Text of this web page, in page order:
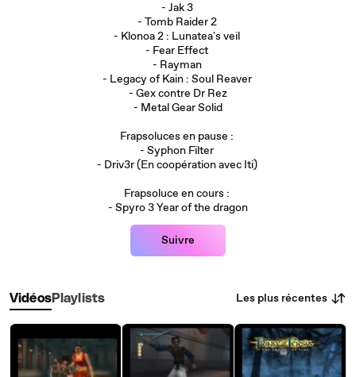
- Jak 3
- Tomb Raider 2
- Klonoa 2 : Lunatea's veil
- Fear Effect
- Rayman
- Legacy of Kain : Soul Reaver
- Gex contre Dr Rez
- Metal Gear Solid
Frapsoluces en pause :
- Syphon Filter
- Driv3r (En coopération avec Iti)
Frapsoluce en cours :
- Spyro 3 Year of the dragon
Suivre
VidéosPlaylists Les plus récentes